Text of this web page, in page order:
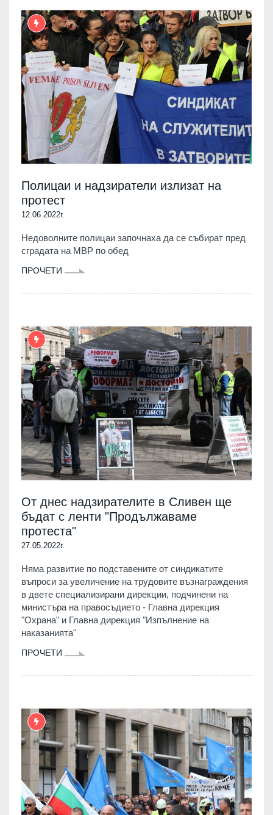
Полицаи и надзиратели излизат на
протест
12.06.2022г.
Недоволните полицаи започнаха да се събират пред
сградата на МВР по обед
ПРОЧЕТИ
От днес надзирателите в Сливен ще
бъдат с ленти "Продължаваме
протеста"
27.05.2022г.
Няма развитие по подставените от синдикатите
въпроси за увеличение на трудовите възнаграждения
в двете специализирани дирекции, подчинени на
министъра на правосъдието - Главна дирекция
"Охрана" и Главна дирекция "Изпълнение на
наказанията"
ПРОЧЕТИ